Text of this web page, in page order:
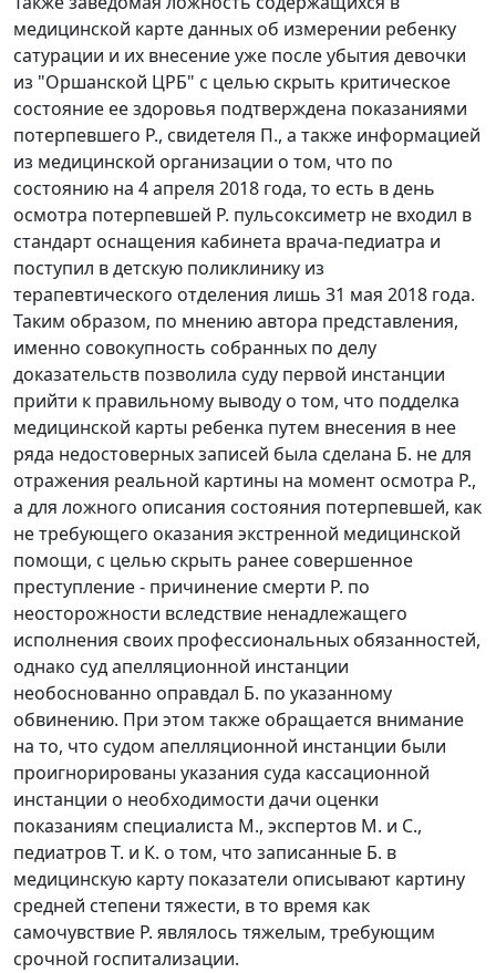
медицинской карте данных об измерении ребенку
сатурации и их внесение уже после убытия девочки
из "Оршанской ЦРБ" с целью скрыть критическое
состояние ее здоровья подтверждена показаниями
потерпевшего Р., свидетеля П., а также информацией
из медицинской организации о том, что по
состоянию на 4 апреля 2018 года, то есть в день
осмотра потерпевшей Р. пульсоксиметр не входил в
стандарт оснащения кабинета врача-педиатра и
поступил в детскую поликлинику из
терапевтического отделения лишь 31 мая 2018 года.
Таким образом, по мнению автора представления,
именно совокупность собранных по делу
доказательств позволила суду первой инстанции
прийти к правильному выводу о том, что подделка
медицинской карты ребенка путем внесения в нее
ряда недостоверных записей была сделана Б. не для
отражения реальной картины на момент осмотра Р.,
а для ложного описания состояния потерпевшей, как
не требующего оказания экстренной медицинской
помощи, с целью скрыть ранее совершенное
преступление - причинение смерти Р. по
неосторожности вследствие ненадлежащего
исполнения своих профессиональных обязанностей,
однако суд апелляционной инстанции
необоснованно оправдал Б. по указанному
обвинению. При этом также обращается внимание
на то, что судом апелляционной инстанции были
проигнорированы указания суда кассационной
инстанции о необходимости дачи оценки
показаниям специалиста М., экспертов М. и С.,
педиатров Т. и К. о том, что записанные Б. в
медицинскую карту показатели описывают картину
средней степени тяжести, в то время как
самочувствие Р. являлось тяжелым, требующим
срочной госпитализации.